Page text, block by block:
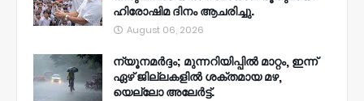
ഹിരോഷിമ ദിനം ആചരിച്ചു.
August 06, 2026
ന്യൂനമര്‍ദ്ദം; മുന്നറിയിപ്പില്‍ മാറ്റം, ഇന്ന്
ഏഴ് ജില്ലകളില്‍ ശക്തമായ മഴ,
യെല്ലോ അലേര്‍ട്ട്.